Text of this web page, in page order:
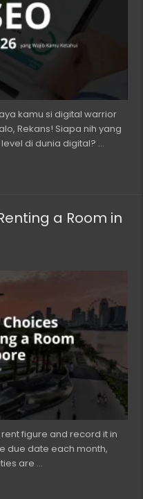
kamu si digital warrior
Rekans! Siapa nih yang
di dunia digital? …
a Room in
figure and record it in
due date each month,
are …